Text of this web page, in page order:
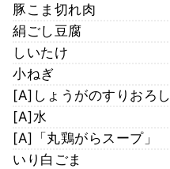
豚こま切れ肉
絹ごし豆腐
しいたけ
小ねぎ
[A]しょうがのすりおろし
[A]水
[A]「丸鶏がらスープ」
いり白ごま